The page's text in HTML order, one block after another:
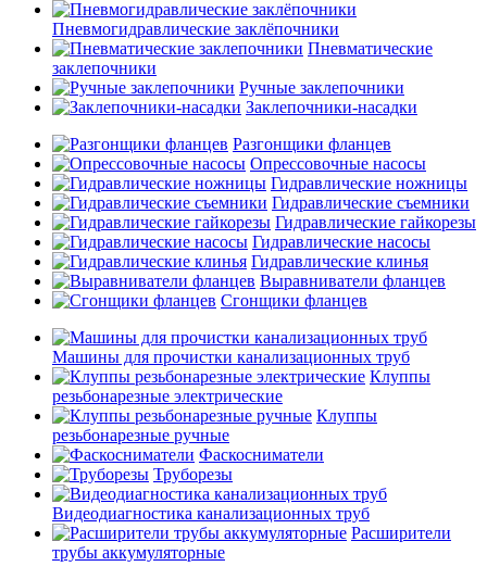
Пневмогидравлические заклёпочники
Пневматические
заклепочники
Ручные заклепочники
Заклепочники-насадки
Разгонщики фланцев
Опрессовочные насосы
Гидравлические ножницы
Гидравлические съемники
Гидравлические гайкорезы
Гидравлические насосы
Гидравлические клинья
Выравниватели фланцев
Сгонщики фланцев
Машины для прочистки канализационных труб
Клуппы
резьбонарезные электрические
Клуппы
резьбонарезные ручные
Фаскосниматели
Труборезы
Видеодиагностика канализационных труб
Расширители
трубы аккумуляторные